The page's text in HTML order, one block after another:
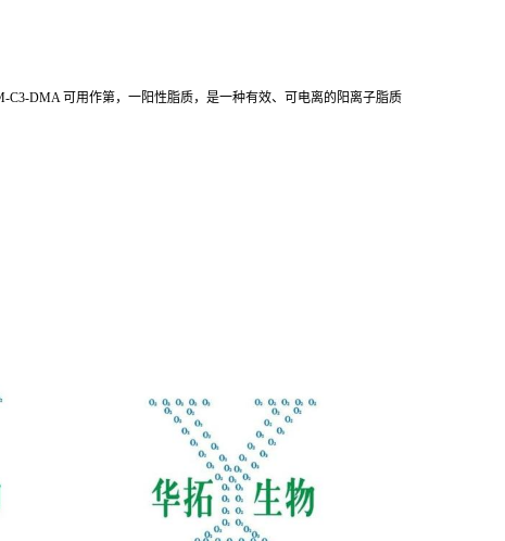
DMA 可用作第，一阳性脂质，是一种有效、可电离的阳离子脂质